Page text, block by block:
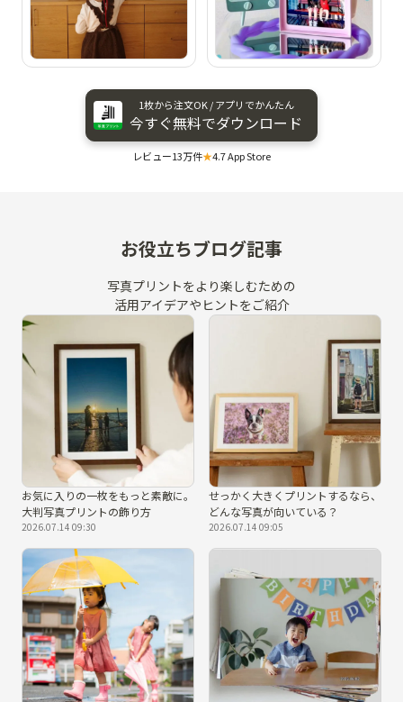
1枚から​注文OK / アプリで​かんたん
今すぐ​無料で​ダウンロード
レビュー13万件★4.7 App Store
お役立ちブログ記事
写真プリントをより楽しむための
活用アイデアやヒントをご紹介
お気に入りの一枚をもっと素敵に。
大判写真プリントの飾り方
2026.07.14 09:30
せっかく大きくプリントするなら、
どんな写真が向いている？
2026.07.14 09:05